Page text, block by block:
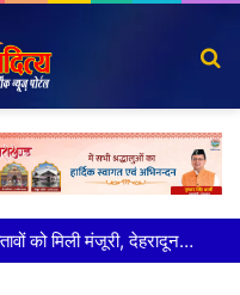
कृष्णा हाउसकीपिंग के मालिक दीपक जायसवाल विनोद नौटियाल आदि पर मुकदमा दर्ज